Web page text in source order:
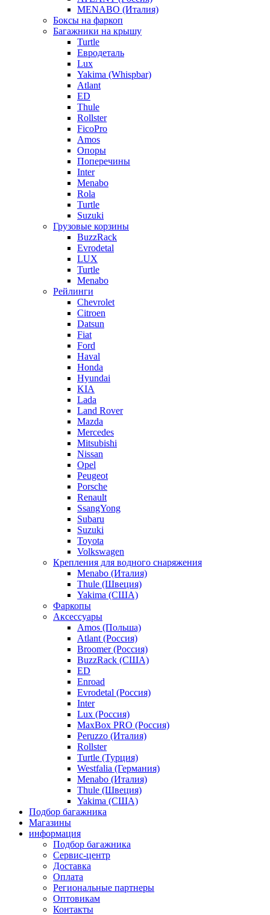
MENABO (Италия)
Боксы на фаркоп
Багажники на крышу
Turtle
Евродеталь
Lux
Yakima (Whispbar)
Atlant
ED
Thule
Rollster
FicoPro
Amos
Опоры
Поперечины
Inter
Menabo
Rola
Turtle
Suzuki
Грузовые корзины
BuzzRack
Evrodetal
LUX
Turtle
Menabo
Рейлинги
Chevrolet
Citroen
Datsun
Fiat
Ford
Haval
Honda
Hyundai
KIA
Lada
Land Rover
Mazda
Mercedes
Mitsubishi
Nissan
Opel
Peugeot
Porsche
Renault
SsangYong
Subaru
Suzuki
Toyota
Volkswagen
Крепления для водного снаряжения
Menabo (Италия)
Thule (Швеция)
Yakima (США)
Фаркопы
Аксессуары
Amos (Польша)
Atlant (Россия)
Broomer (Россия)
BuzzRack (США)
ED
Enroad
Evrodetal (Россия)
Inter
Lux (Россия)
MaxBox PRO (Россия)
Peruzzo (Италия)
Rollster
Turtle (Турция)
Westfalia (Германия)
Menabo (Италия)
Thule (Швеция)
Yakima (США)
Подбор багажника
Магазины
информация
Подбор багажника
Сервис-центр
Доставка
Оплата
Региональные партнеры
Оптовикам
Контакты